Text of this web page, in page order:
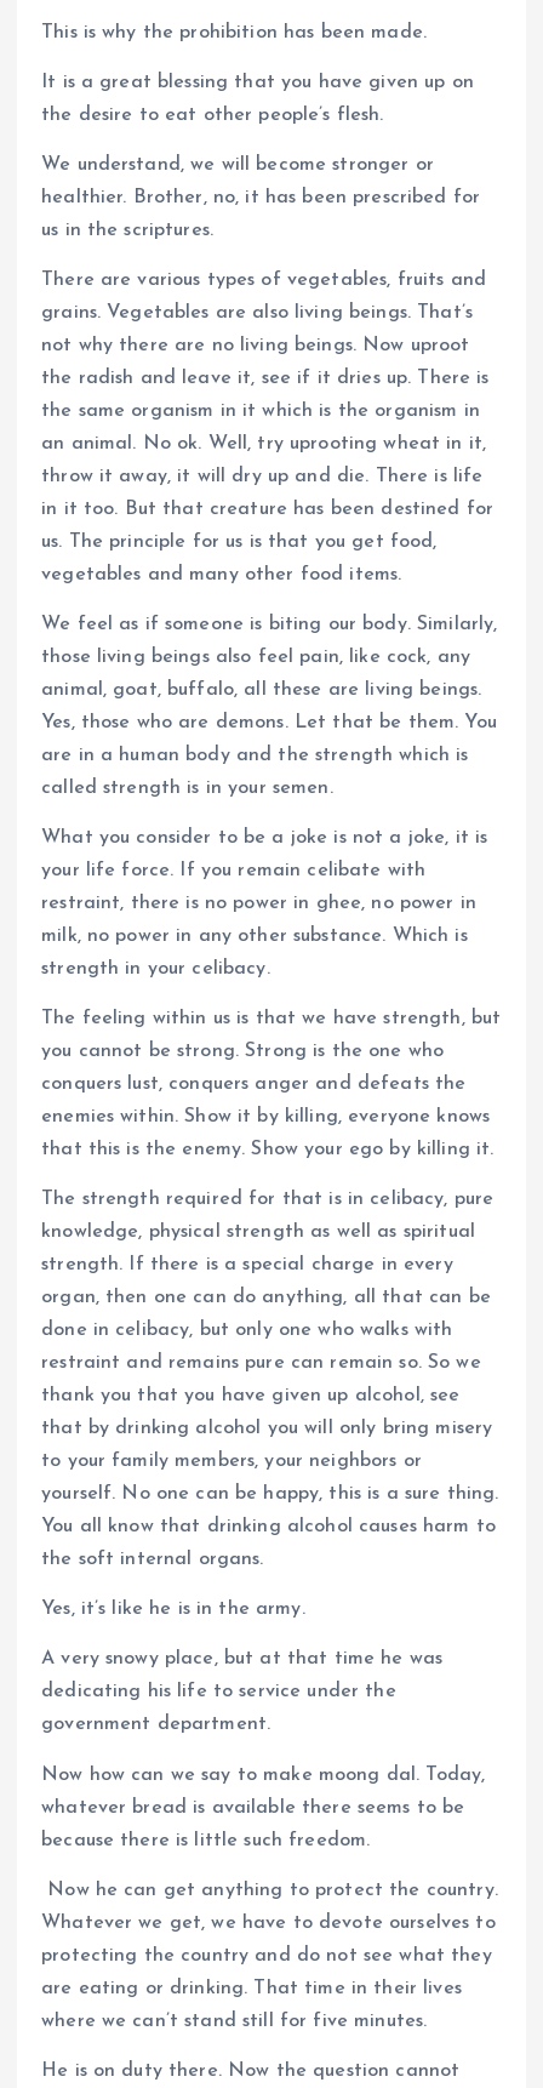
This is why the prohibition has been made.
It is a great blessing that you have given up on
the desire to eat other people’s flesh.
We understand, we will become stronger or
healthier. Brother, no, it has been prescribed for
us in the scriptures.
There are various types of vegetables, fruits and
grains. Vegetables are also living beings. That’s
not why there are no living beings. Now uproot
the radish and leave it, see if it dries up. There is
the same organism in it which is the organism in
an animal. No ok. Well, try uprooting wheat in it,
throw it away, it will dry up and die. There is life
in it too. But that creature has been destined for
us. The principle for us is that you get food,
vegetables and many other food items.
We feel as if someone is biting our body. Similarly,
those living beings also feel pain, like cock, any
animal, goat, buffalo, all these are living beings.
Yes, those who are demons. Let that be them. You
are in a human body and the strength which is
called strength is in your semen.
What you consider to be a joke is not a joke, it is
your life force. If you remain celibate with
restraint, there is no power in ghee, no power in
milk, no power in any other substance. Which is
strength in your celibacy.
The feeling within us is that we have strength, but
you cannot be strong. Strong is the one who
conquers lust, conquers anger and defeats the
enemies within. Show it by killing, everyone knows
that this is the enemy. Show your ego by killing it.
The strength required for that is in celibacy, pure
knowledge, physical strength as well as spiritual
strength. If there is a special charge in every
organ, then one can do anything, all that can be
done in celibacy, but only one who walks with
restraint and remains pure can remain so. So we
thank you that you have given up alcohol, see
that by drinking alcohol you will only bring misery
to your family members, your neighbors or
yourself. No one can be happy, this is a sure thing.
You all know that drinking alcohol causes harm to
the soft internal organs.
Yes, it’s like he is in the army.
A very snowy place, but at that time he was
dedicating his life to service under the
government department.
Now how can we say to make moong dal. Today,
whatever bread is available there seems to be
because there is little such freedom.
​ Now he can get anything to protect the country.
Whatever we get, we have to devote ourselves to
protecting the country and do not see what they
are eating or drinking. That time in their lives
where we can’t stand still for five minutes.
He is on duty there. Now the question cannot